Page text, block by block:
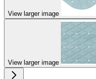
View larger image
View larger image